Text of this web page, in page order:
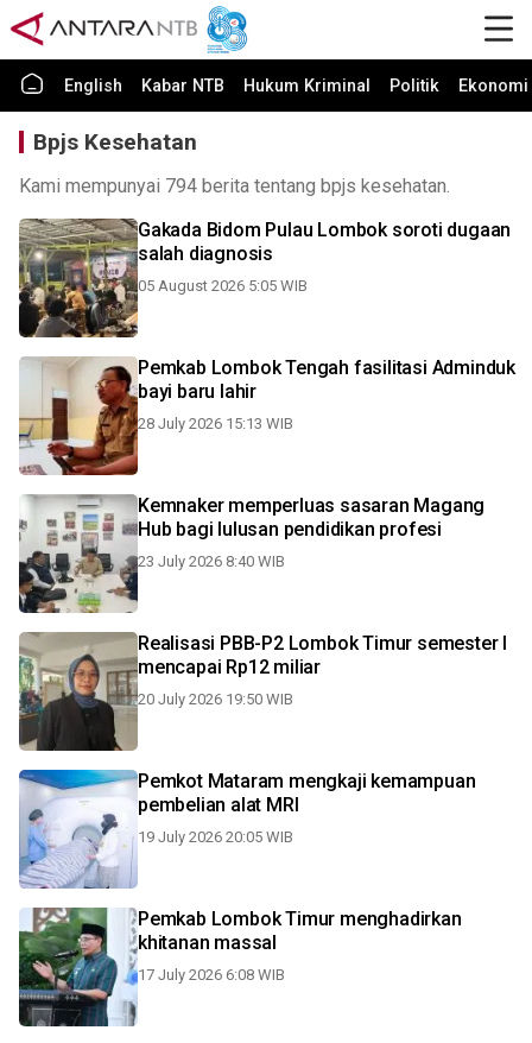
English Kabar NTB Hukum Kriminal Politik
Bpjs Kesehatan
Kami mempunyai 794 berita tentang bpjs kesehatan.
Gakada Bidom Pulau Lombok soroti dugaan
salah diagnosis
05 August 2026 5:05 WIB
Pemkab Lombok Tengah fasilitasi Adminduk
bayi baru lahir
28 July 2026 15:13 WIB
Kemnaker memperluas sasaran Magang
Hub bagi lulusan pendidikan profesi
23 July 2026 8:40 WIB
Realisasi PBB-P2 Lombok Timur semester I
mencapai Rp12 miliar
20 July 2026 19:50 WIB
Pemkot Mataram mengkaji kemampuan
pembelian alat MRI
19 July 2026 20:05 WIB
Pemkab Lombok Timur menghadirkan
khitanan massal
17 July 2026 6:08 WIB